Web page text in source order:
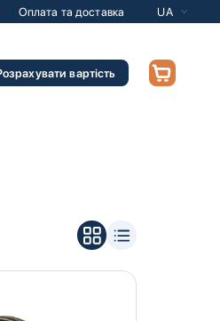
Оплата та доставка UA
вартість